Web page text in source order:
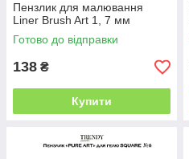
Пензлик для малювання
Liner Brush Art 1, 7 мм
Готово до відправки
138 ₴
Купити